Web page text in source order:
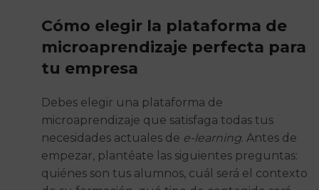
Cómo elegir la plataforma de
microaprendizaje perfecta para
tu empresa
Debes elegir una plataforma de
microaprendizaje que satisfaga todas tus
necesidades actuales de e-learning. Antes de
empezar, plantéate las siguientes preguntas:
quiénes son tus alumnos, cuál será el contexto